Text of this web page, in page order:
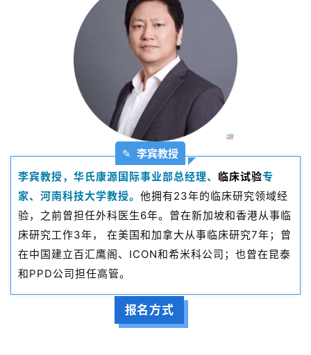
首
药
资
讯
✎ 李宾教授
李宾教授，华氏康源国际事业部总经理、 临床试验专
家、河南科技大学教授。 他拥有23年的临床研究领域经
验，之前曾担任外科医生6年。曾在新加坡和香港从事临
床研究工作3年， 在美国和加拿大从事临床研究7年；曾
在中国建立百汇鹰阁、ICON和希米科公司；也曾在昆泰
和PPD公司担任高管。
报名方式